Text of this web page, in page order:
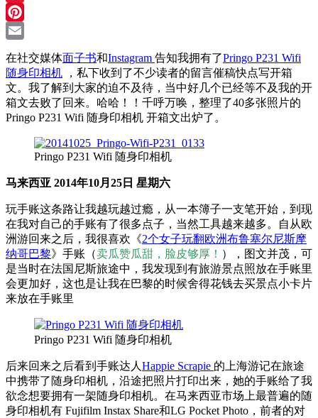
Sina
Weibo
Pinterest
在社交媒体面子书和Instagram 告知我拥有了Pringo P231 Wifi
随身印相机 ，私下收到了不少读者的留言催稿快点写开箱
文。我了解到大家的迫不及待，当中好几个已经等不及我的开
箱文去败了回来。哈哈！！千呼万唤，整理了40多张照片的
Pringo P231 Wifi 随身印相机 开箱文出炉了。
Pringo P231 Wifi 随身印相机
马来西亚 2014年10月25日 星期六
玩手账这条路让我越玩越过瘾，从一本簿子一支笔开始，到现
在我对自己的手账有了很多点子，当然工具越来越多。自从欧
洲游回来之后，我很喜欢《2个女子玩翻欧洲布鲁塞尔尼斯摩
纳哥巴黎》手账（卖瓜赞瓜甜，脸皮够厚！ ），图文并茂，可
是当时在法国尼斯旅途中，我发现到有旅游景点照放在手账里
会更加好，这也是让我在巴黎的时候舍得花钱去买景点小卡片
来放在手账里
Pringo P231 Wifi 随身印相机
后来回来之后看到手账达人 Happie Scrapie 的上海游记在旅途
中携带了随身印相机，沿途把照片打印出来，她的手账给了我
欲念想要拥有一架随身印相机。在马来西亚市场上最普遍的随
身印相机有 Fujifilm Instax Share和LG Pocket Photo，前者的对